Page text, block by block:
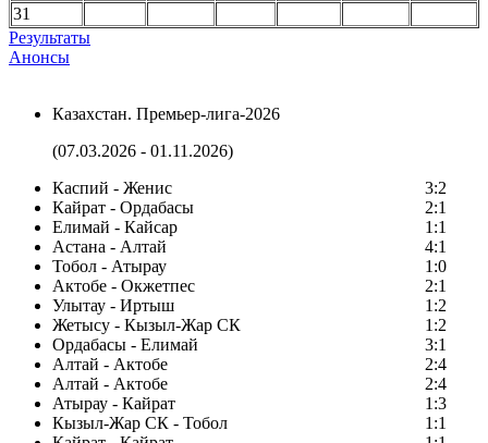
31
Результаты
Анонсы
Казахстан. Премьер-лига-2026
(07.03.2026 - 01.11.2026)
Каспий - Женис
3:2
Кайрат - Ордабасы
2:1
Елимай - Кайсар
1:1
Астана - Алтай
4:1
Тобол - Атырау
1:0
Актобе - Окжетпес
2:1
Улытау - Иртыш
1:2
Жетысу - Кызыл-Жар СК
1:2
Ордабасы - Елимай
3:1
Алтай - Актобе
2:4
Алтай - Актобе
2:4
Атырау - Кайрат
1:3
Кызыл-Жар СК - Тобол
1:1